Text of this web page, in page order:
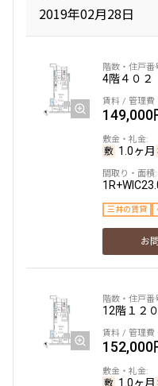
2LDK
専有面積
25年以内
駅から徒歩
2019年02月28日
4階４０２
149,000
1.0ヶ月
1R+WIC
三井の賃貸
お
12階１２
152,000
1.0ヶ月